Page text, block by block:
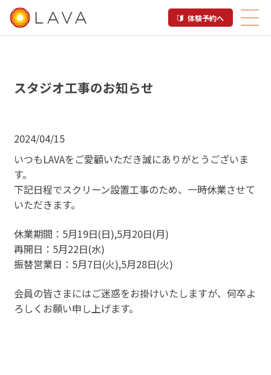
体験予約へ
スタジオ工事のお知らせ
2024/04/15
いつもLAVAをご愛顧いただき誠にありがとうございま
す。
下記日程でスクリーン設置工事のため、一時休業させて
いただきます。
休業期間：5月19日(日),5月20日(月)
再開日：5月22日(水)
振替営業日：5月7日(火),5月28日(火)
会員の皆さまにはご迷惑をお掛けいたしますが、何卒よ
ろしくお願い申し上げます。